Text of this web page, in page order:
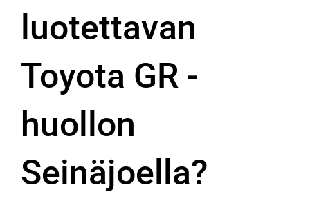
luotettavan
Toyota GR -
huollon
Seinäjoella?